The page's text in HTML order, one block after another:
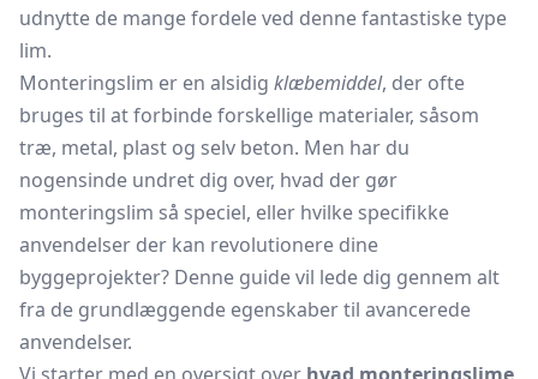
udnytte de mange fordele ved denne fantastiske type
lim.
Monteringslim er en alsidig klæbemiddel, der ofte
bruges til at forbinde forskellige materialer, såsom
træ, metal, plast og selv beton. Men har du
nogensinde undret dig over, hvad der gør
monteringslim så speciel, eller hvilke specifikke
anvendelser der kan revolutionere dine
byggeprojekter? Denne guide vil lede dig gennem alt
fra de grundlæggende egenskaber til avancerede
anvendelser.